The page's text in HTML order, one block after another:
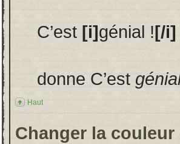
C’est [i]génial ![/i]
donne C’est
Haut
Changer la